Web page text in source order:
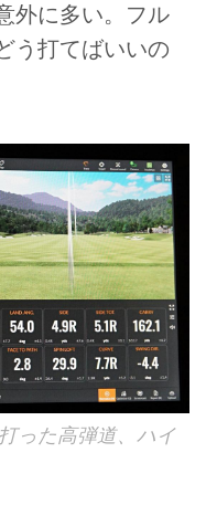
外に多い。フル
う打てばいいの
った高弾道、ハイ